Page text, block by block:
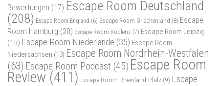
Bewertungen (17) Escape Room Deutschland
(208) Escape Room England (6) Escape Room Griechenland (8) Escape
Room Hamburg (20) Escape Room Koblenz (7) Escape Room Leipzig
(15) Escape Room Niederlande (35) Escape Room
Niedersachsen (13) Escape Room Nordrhein-Westfalen
(63) Escape Room Podcast (45) Escape Room
Review (411) Escape Room Rheinland-Pfalz (9) Escape